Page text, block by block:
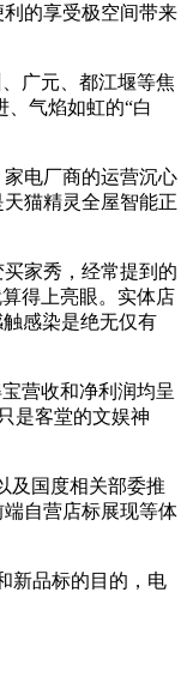
的享受极空间带来
广元、都江堰等焦
气焰如虹的“白
电厂商的运营沉心
猫精灵全屋智能正
家秀，经常提到的
得上亮眼。实体店
感染是绝无仅有
营收和净利润均呈
是客堂的文娱神
及国度相关部委推
自营店标展现等体
新品标的目的，电